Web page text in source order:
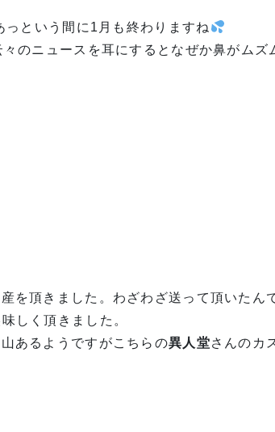
という間に1月も終わりますね
ニュースを耳にするとなぜか鼻がムズ
を頂きました。わざわざ送って頂いたん
しく頂きました。
あるようですがこちらの異人堂さんのカ